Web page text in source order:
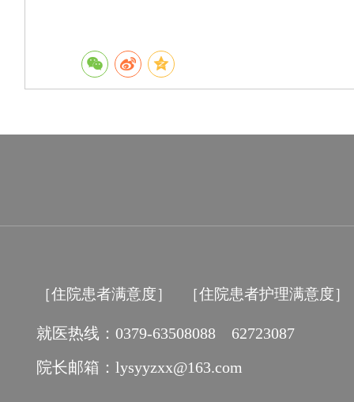
［住院患者满意度］ ［住院患者护理满意度］
就医热线：0379-63508088 62723087
院长邮箱：lysyyzxx@163.com